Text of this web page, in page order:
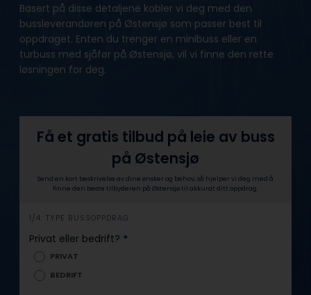
Basert på disse detaljene kobler vi deg med den
bussleverandøren på Østensjø som passer best til
oppdraget. Enten du trenger en minibuss eller en
turbuss med sjåfør på Østensjø, vil vi finne den rette
løsningen for deg.
Få et gratis tilbud på leie av buss
på Østensjø
Send en kort beskrivelse av dine ønsker og behov, så hjelper vi deg med å
finne den beste tilbyderen på Østensjø til akkurat ditt oppdrag.
h
e
1/4: TYPE BUSSOPPDRAG
Privat eller bedrift? *
PRIVAT
BEDRIFT